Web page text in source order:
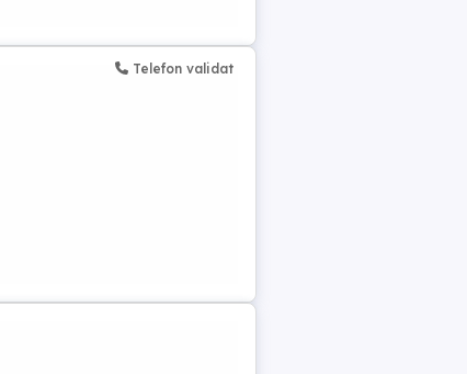
Telefon validat